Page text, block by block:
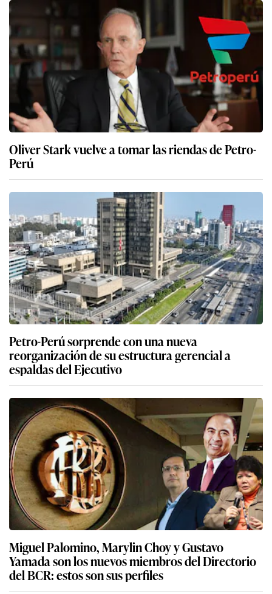
Oliver Stark vuelve a tomar las riendas de Petro-
Perú
Petro-Perú sorprende con una nueva
reorganización de su estructura gerencial a
espaldas del Ejecutivo
Miguel Palomino, Marylin Choy y Gustavo
Yamada son los nuevos miembros del Directorio
del BCR: estos son sus perfiles